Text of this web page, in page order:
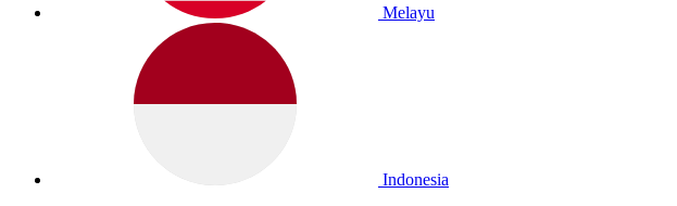
Melayu
Indonesia